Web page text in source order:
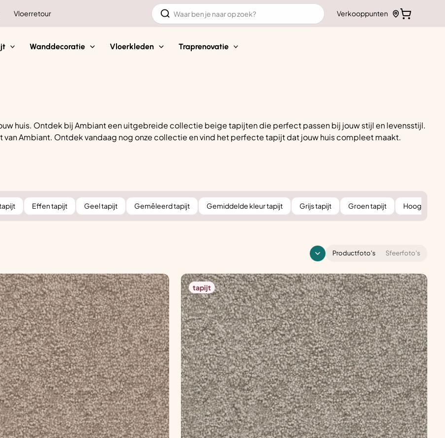
Vloerretour
Zoeken
naar:
Verkooppunten
Wanddecoratie Vloerkleden Traprenovatie
huis. Ontdek bij Ambiant een uitgebreide collectie beige tapijten die perfect passen bij jouw stijl en levensstijl.
van Ambiant. Ontdek vandaag nog onze collectie en vind het perfecte tapijt dat jouw huis compleet maakt.
Effen tapijt Geel tapijt Gemêleerd tapijt Gemiddelde kleur tapijt Grijs tapijt Groen tapijt Hoogpolig
Productfoto's Sfeerfoto's
tapijt